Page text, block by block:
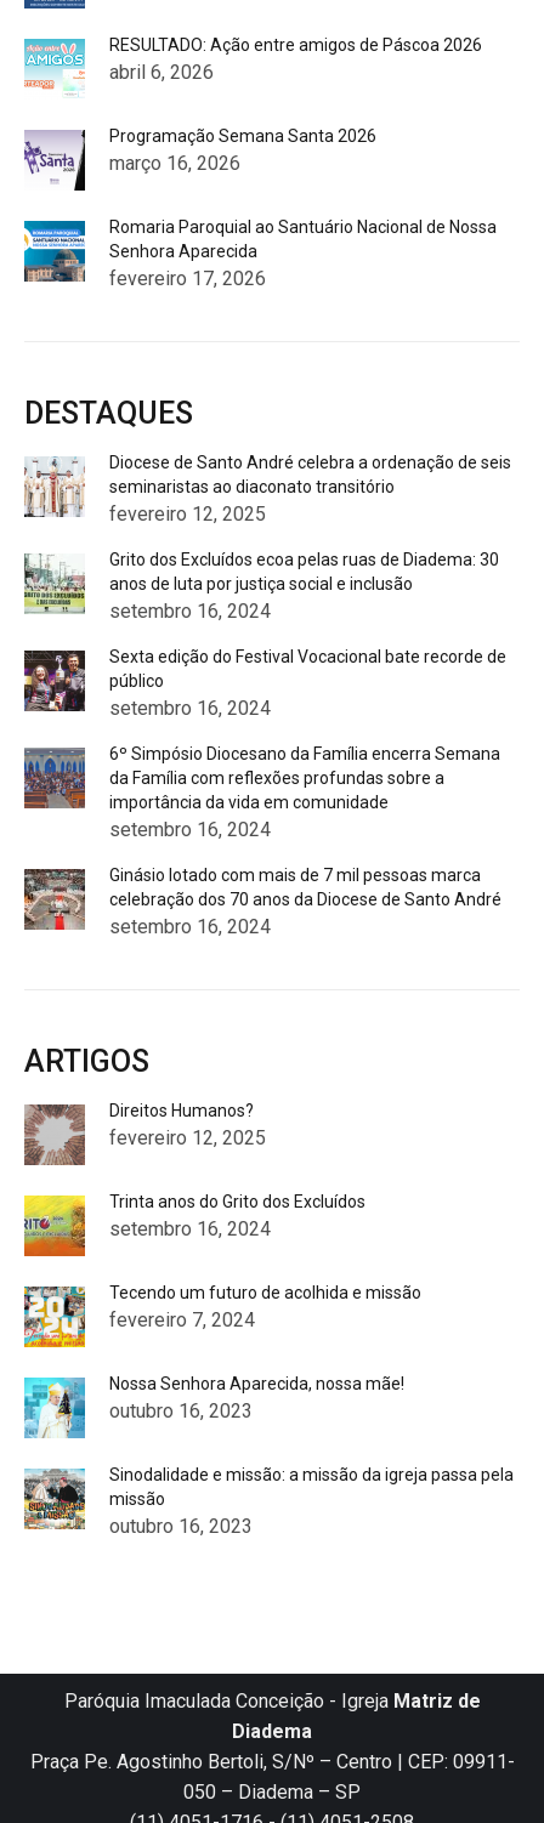
RESULTADO: Ação entre amigos de Páscoa 2026
abril 6, 2026
Programação Semana Santa 2026
março 16, 2026
Romaria Paroquial ao Santuário Nacional de Nossa
Senhora Aparecida
fevereiro 17, 2026
DESTAQUES
Diocese de Santo André celebra a ordenação de seis
seminaristas ao diaconato transitório
fevereiro 12, 2025
Grito dos Excluídos ecoa pelas ruas de Diadema: 30
anos de luta por justiça social e inclusão
setembro 16, 2024
Sexta edição do Festival Vocacional bate recorde de
público
setembro 16, 2024
6º Simpósio Diocesano da Família encerra Semana
da Família com reflexões profundas sobre a
importância da vida em comunidade
setembro 16, 2024
Ginásio lotado com mais de 7 mil pessoas marca
celebração dos 70 anos da Diocese de Santo André
setembro 16, 2024
ARTIGOS
Direitos Humanos?
fevereiro 12, 2025
Trinta anos do Grito dos Excluídos
setembro 16, 2024
Tecendo um futuro de acolhida e missão
fevereiro 7, 2024
Nossa Senhora Aparecida, nossa mãe!
outubro 16, 2023
Sinodalidade e missão: a missão da igreja passa pela
missão
outubro 16, 2023
Paróquia Imaculada Conceição - Igreja Matriz de
Diadema
Praça Pe. Agostinho Bertoli, S/Nº – Centro | CEP: 09911-
050 – Diadema – SP